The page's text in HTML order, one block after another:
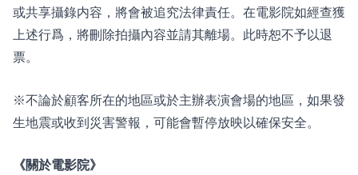
或共享攝錄内容，將會被追究法律責任。在電影院如經查獲
上述行爲，將刪除拍攝內容並請其離場。此時恕不予以退
票。
※不論於顧客所在的地區或於主辦表演會場的地區，如果發
生地震或收到災害警報，可能會暫停放映以確保安全。
《關於電影院》